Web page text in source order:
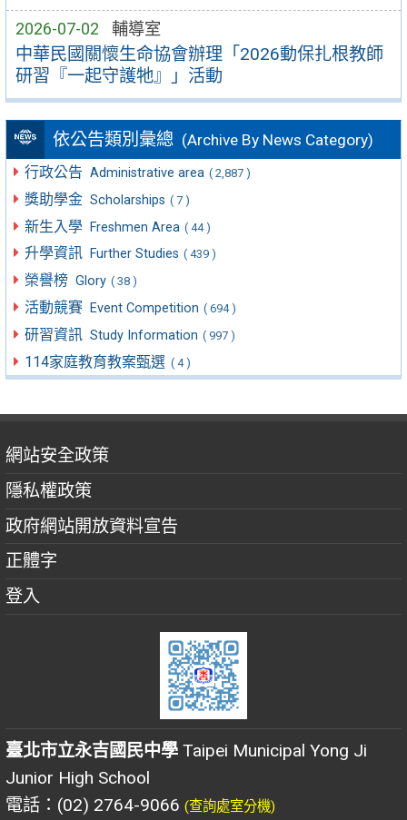
2026-07-02 輔導室
中華民國關懷生命協會辦理「2026動保扎根教師
研習『一起守護牠』」活動
依公告類別彙總 (Archive By News Category)
行政公告 Administrative area ( 2,887 )
獎助學金 Scholarships ( 7 )
新生入學 Freshmen Area ( 44 )
升學資訊 Further Studies ( 439 )
榮譽榜 Glory ( 38 )
活動競賽 Event Competition ( 694 )
研習資訊 Study Information ( 997 )
114家庭教育教案甄選 ( 4 )
網站安全政策
隱私權政策
政府網站開放資料宣告
正體字
登入
臺北市立永吉國民中學 Taipei Municipal Yong Ji
Junior High School
電話：(02) 2764-9066 (查詢處室分機)